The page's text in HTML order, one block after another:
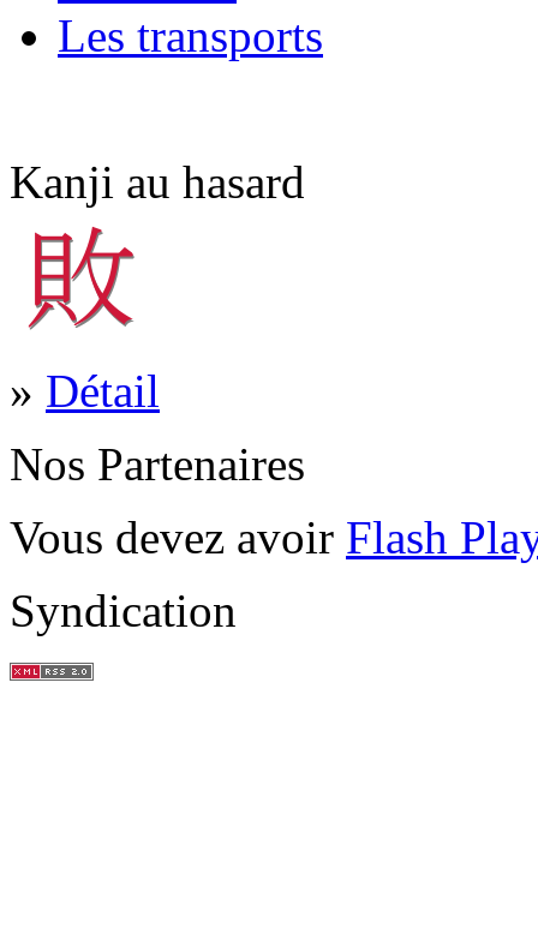
Les transports
Kanji au hasard
» Détail
Nos Partenaires
Vous devez avoir Flash
Syndication